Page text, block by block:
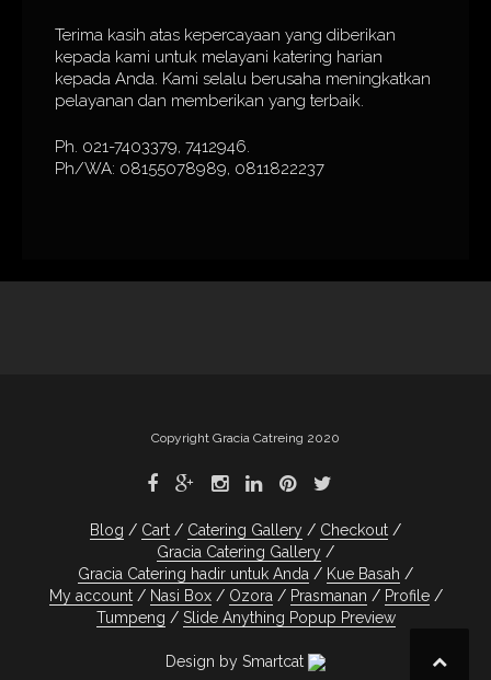
Terima kasih atas kepercayaan yang diberikan
kepada kami untuk melayani katering harian
kepada Anda. Kami selalu berusaha meningkatkan
pelayanan dan memberikan yang terbaik.
Ph. 021-7403379, 7412946.
Ph/WA: 08155078989, 0811822237
Copyright Gracia Catreing 2020
Blog Cart Catering Gallery
Checkout
Gracia Catering Gallery
Gracia Catering hadir untuk Anda
Kue Basah
My account
Nasi Box Ozora Prasmanan
Profile
Tumpeng
Slide Anything Popup Preview
Design by Smartcat